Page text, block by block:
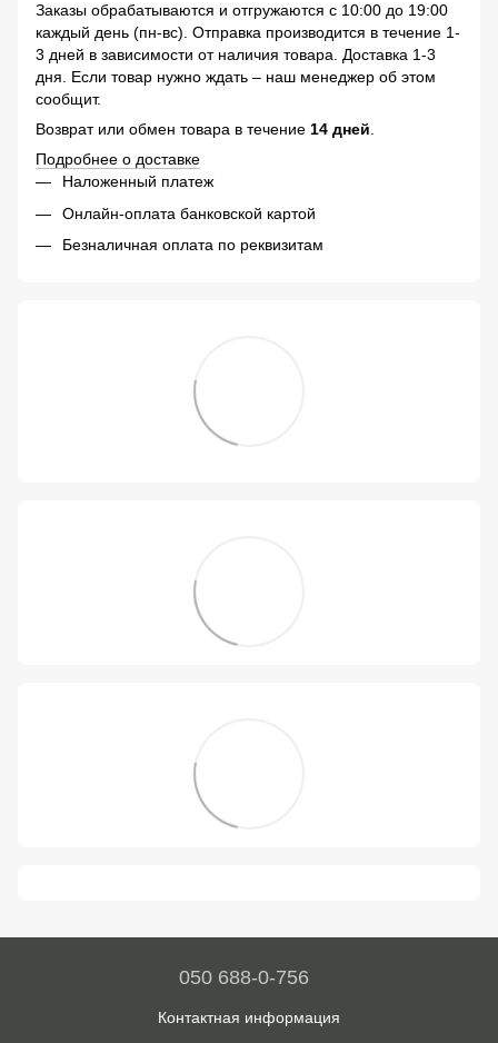
Заказы обрабатываются и отгружаются с 10:00 до 19:00
каждый день (пн-вс). Отправка производится в течение 1-
3 дней в зависимости от наличия товара. Доставка 1-3
дня. Если товар нужно ждать – наш менеджер об этом
сообщит.
Возврат или обмен товара в течение 14 дней
Подробнее о доставке
Наложенный платеж
Онлайн-оплата банковской картой
Безналичная оплата по реквизитам
050 688-0-756
Контактная информация